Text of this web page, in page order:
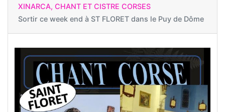
XINARCA, CHANT ET CISTRE CORSES
Sortir ce week end à ST FLORET dans le Puy de Dôme